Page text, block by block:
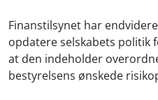
Finanstilsynet har
opdatere selskabets politik
at den indeholder
bestyrelsens ønskede